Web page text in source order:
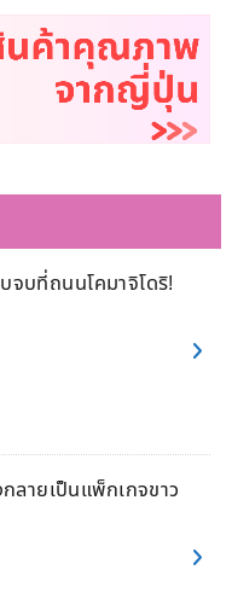
จบที่ถนนโคมาจิโดริ!
ายเป็นแพ็กเกจขาว